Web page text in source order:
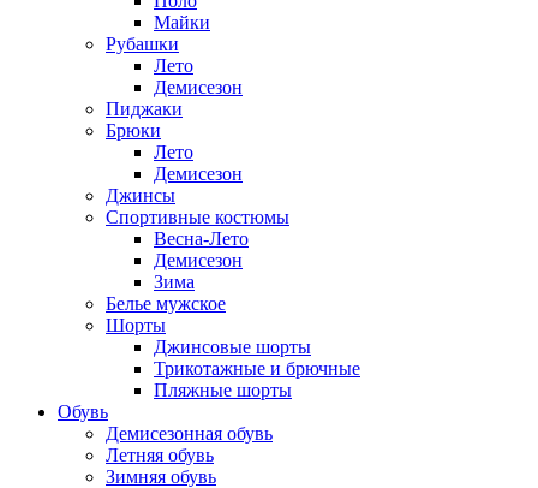
Майки
Рубашки
Лето
Демисезон
Пиджаки
Брюки
Лето
Демисезон
Джинсы
Спортивные костюмы
Весна-Лето
Демисезон
Зима
Белье мужское
Шорты
Джинсовые шорты
Трикотажные и брючные
Пляжные шорты
Обувь
Демисезонная обувь
Летняя обувь
Зимняя обувь